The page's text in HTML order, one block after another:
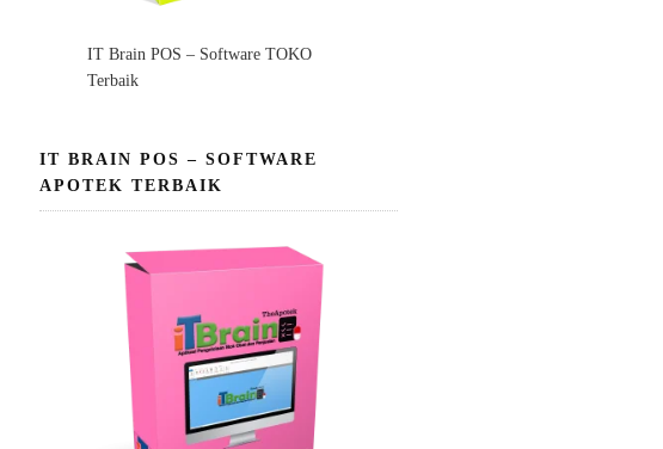
IT Brain POS – Software TOKO
Terbaik
IT BRAIN POS – SOFTWARE
APOTEK TERBAIK